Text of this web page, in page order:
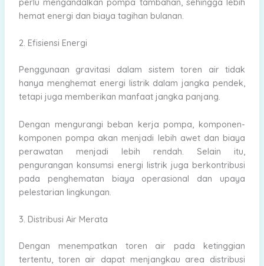
hemat energi dan biaya tagihan bulanan.
2. Efisiensi Energi
Penggunaan gravitasi dalam sistem toren air tidak
hanya menghemat energi listrik dalam jangka pendek,
tetapi juga memberikan manfaat jangka panjang.
Dengan mengurangi beban kerja pompa, komponen-
komponen pompa akan menjadi lebih awet dan biaya
perawatan menjadi lebih rendah. Selain itu,
pengurangan konsumsi energi listrik juga berkontribusi
pada penghematan biaya operasional dan upaya
pelestarian lingkungan.
3. Distribusi Air Merata
Dengan menempatkan toren air pada ketinggian
tertentu, toren air dapat menjangkau area distribusi